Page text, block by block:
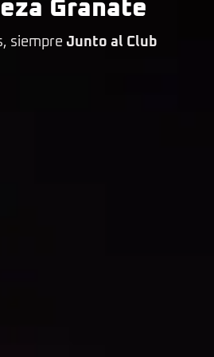
Granate
siempre Junto al Club